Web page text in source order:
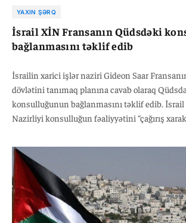
YAXIN ŞƏRQ
İsrail XİN Fransanın Qüdsdəki
bağlanmasını təklif edib
İsrailin xarici işlər naziri Gideon Saar
dövlətini tanımaq planına cavab olaraq
konsulluğunun bağlanmasını təklif edib.
Nazirliyi konsulluğun fəaliyyətini “çağırış